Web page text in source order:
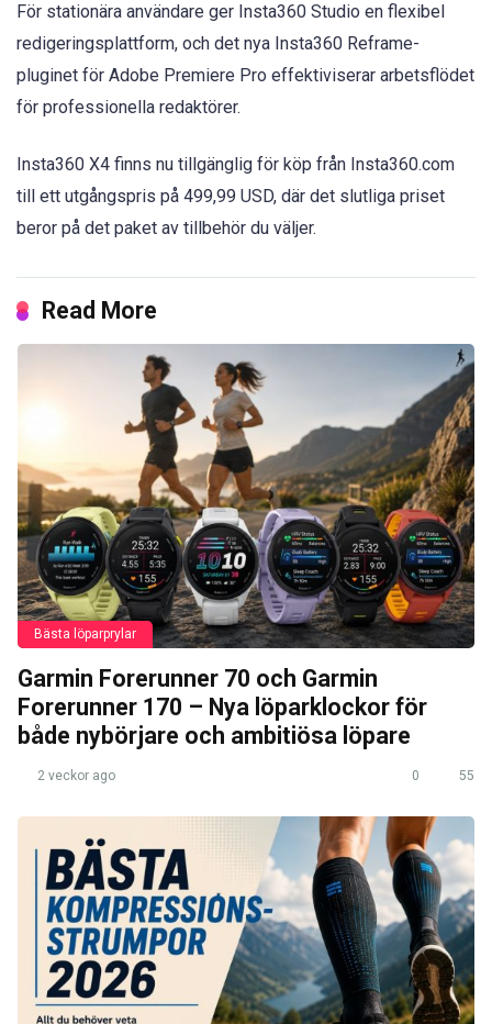
För stationära användare ger Insta360 Studio en flexibel
redigeringsplattform, och det nya Insta360 Reframe-
pluginet för Adobe Premiere Pro effektiviserar arbetsflödet
för professionella redaktörer.
Insta360 X4 finns nu tillgänglig för köp från Insta360.com
till ett utgångspris på 499,99 USD, där det slutliga priset
beror på det paket av tillbehör du väljer.
Read More
Bästa löparprylar
Garmin Forerunner 70 och Garmin
Forerunner 170 – Nya löparklockor för
både nybörjare och ambitiösa löpare
2 veckor ago 0 55